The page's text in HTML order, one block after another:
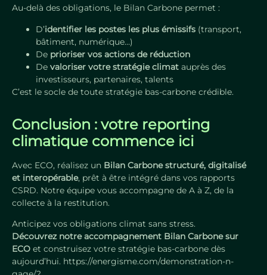
Au-delà des obligations, le Bilan Carbone permet :
D’identifier les postes les plus émissifs (transport,
bâtiment, numérique…)
De prioriser vos actions de réduction
De valoriser votre stratégie climat auprès des
investisseurs, partenaires, talents
C’est le socle de toute stratégie bas-carbone crédible.
Conclusion : votre reporting
climatique commence ici
Avec ECO, réalisez un Bilan Carbone structuré, digitalisé
et interopérable, prêt à être intégré dans vos rapports
CSRD. Notre équipe vous accompagne de A à Z, de la
collecte à la restitution.
Anticipez vos obligations climat sans stress.
Découvrez notre accompagnement Bilan Carbone sur
ECO et construisez votre stratégie bas-carbone dès
aujourd’hui. https://energisme.com/demonstration-n-